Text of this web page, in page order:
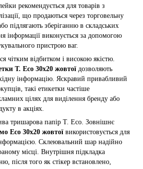
рекомендується для товарів з
що продаються через торговельну
підлягають зберіганню в складських
інформації виконується за допомогою
пристрою ваг.
чітким відбитком і високою якістю.
T. Eco 30x20 жовтої дозволяють
інформацію. Яскравий привабливий
такі етикетки частіше
цілях для виділення бренду або
в акціях.
тришарова папір Т. Есо. Зовнішнє
Eco 30x20 жовтої використовується для
Склеювальний шар надійно
місці. Внутрішня підкладка
після того як стікер встановлено,